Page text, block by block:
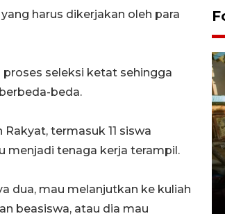
harus dikerjakan oleh para
seleksi ketat sehingga
beda.
termasuk 11 siswa
menjadi tenaga kerja terampil.
dua, mau melanjutkan ke kuliah
beasiswa, atau dia mau
Lokasi ledakan bom
2026 14:05